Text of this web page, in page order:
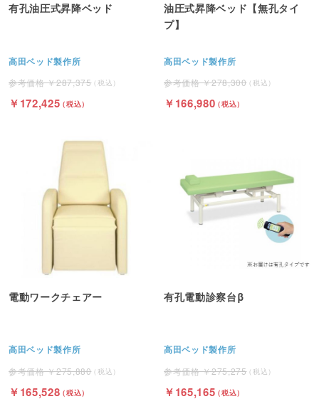
有孔油圧式昇降ベッド
高田ベッド製作所
287,375
172,425
油圧式昇降ベッド【無孔タイ
プ】
高田ベッド製作所
278,300
166,980
電動ワークチェアー
高田ベッド製作所
275,880
165,528
有孔電動診察台β
高田ベッド製作所
275,275
165,165